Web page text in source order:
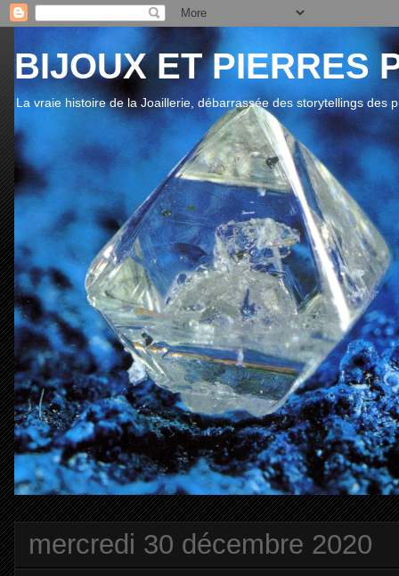
BIJOUX ET PIERRES
La vraie histoire de la Joaillerie, débarrassée des storytellings des
mercredi 30 décembre 2020